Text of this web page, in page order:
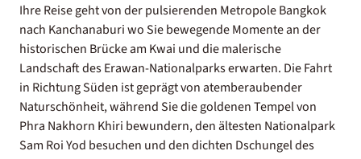
Ihre Reise geht von der pulsierenden Metropole Bangkok
nach Kanchanaburi wo Sie bewegende Momente an der
historischen Brücke am Kwai und die malerische
Landschaft des Erawan-Nationalparks erwarten. Die Fahrt
in Richtung Süden ist geprägt von atemberaubender
Naturschönheit, während Sie die goldenen Tempel von
Phra Nakhorn Khiri bewundern, den ältesten Nationalpark
Sam Roi Yod besuchen und den dichten Dschungel des